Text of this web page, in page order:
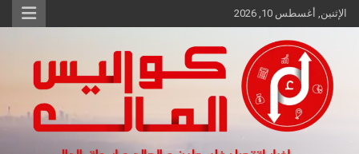
Skip
to
الإثنين, أغسطس 10, 2026